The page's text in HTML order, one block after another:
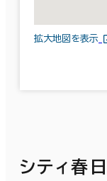
拡大地図を表示
シティ春